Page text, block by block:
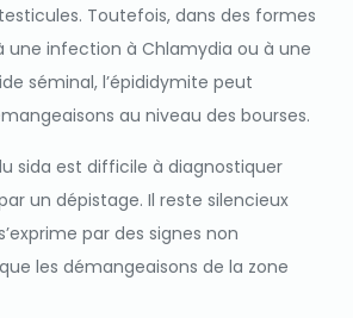
Toutefois, dans des formes
une infection à Chlamydia ou à une
séminal, l’épididymite peut
au niveau des bourses.
sida est difficile à diagnostiquer
un dépistage. Il reste silencieux
par des signes non
les démangeaisons de la zone